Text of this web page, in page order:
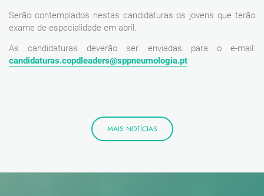
Serão contemplados nestas candidaturas os jovens que terão
exame de especialidade em abril.
As candidaturas deverão ser enviadas para o e-mail:
candidaturas.copdleaders@sppneumologia.pt
MAIS NOTÍCIAS